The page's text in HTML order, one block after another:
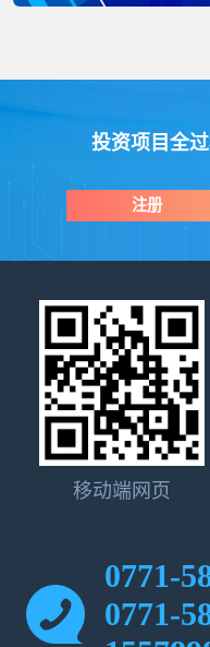
投资项目全
注册
移动端网页
0771-
0771-